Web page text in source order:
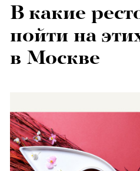
В какие
пойти на
в Москве